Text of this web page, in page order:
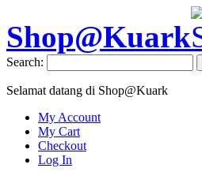
Shop@Kuark
Search:
Selamat datang di Shop@Kuark
My Account
My Cart
Checkout
Log In